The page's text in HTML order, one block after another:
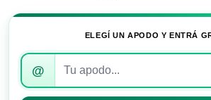
ELEGÍ UN APODO Y ENTRÁ
Introduce
apodo
@